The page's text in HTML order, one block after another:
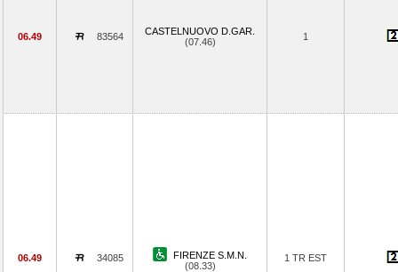
06.49 83564
CASTELNUOVO D.GAR.
(07.46)
1
06.49 34085
FIRENZE S.M.N.
(08.33)
1 TR EST